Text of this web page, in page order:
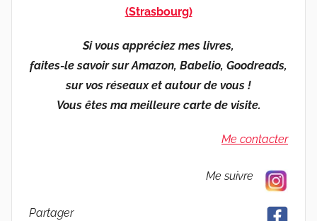
(Strasbourg)
Si vous appréciez mes livres,
faites-le savoir sur Amazon, Babelio, Goodreads,
sur vos réseaux et autour de vous !
Vous êtes ma meilleure carte de visite.
Me contacter
Me suivre
Partager